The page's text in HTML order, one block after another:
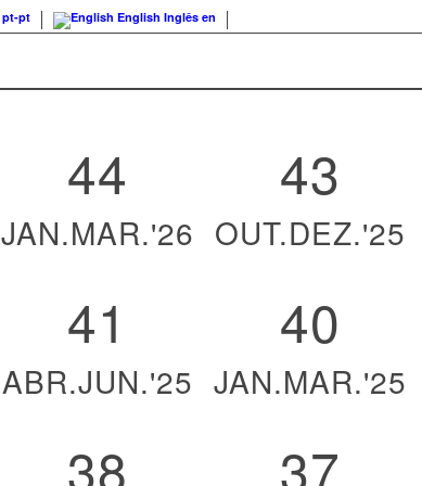
pt-pt English Inglês en
44
JAN.MAR.'26
43
OUT.DEZ.'25
41
ABR.JUN.'25
40
JAN.MAR.'25
38 37